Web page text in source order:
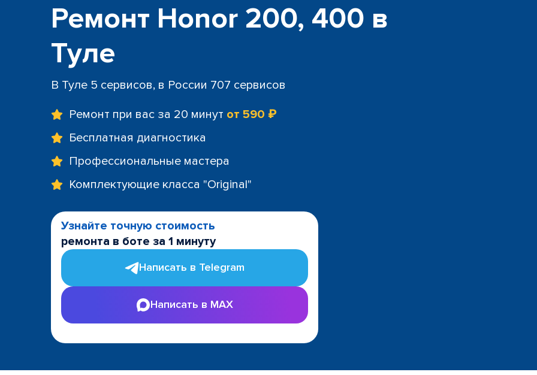
Ремонт Honor 200, 400 в
Туле
В Туле 5 сервисов, в России 707 сервисов
Ремонт при вас за 20 минут от 590 ₽
Бесплатная диагностика
Профессиональные мастера
Комплектующие класса "Original"
Узнайте точную стоимость
ремонта в боте за 1 минуту
Написать в Telegram
Написать в MAX